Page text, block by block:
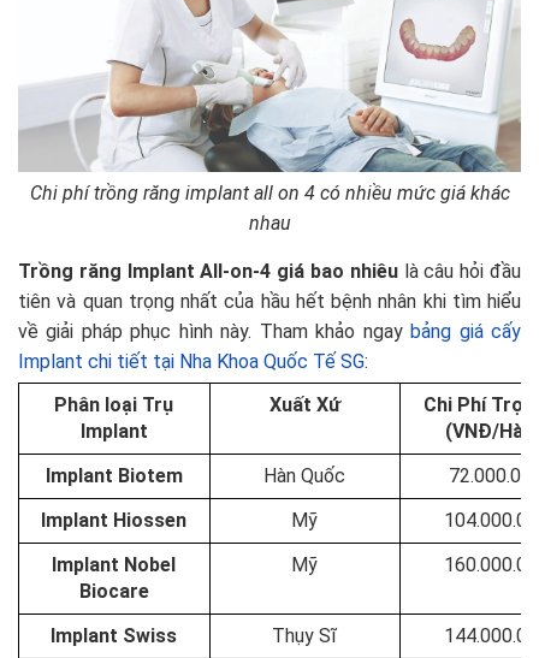
Chi phí trồng răng implant all on 4 có nhiều mức giá khác
nhau
Trồng răng Implant All-on-4 giá bao nhiêulà câu hỏi đầu
tiên và quan trọng nhất của hầu hết bệnh nhân khi tìm hiểu
về giải pháp phục hình này. Tham khảo ngay bảng giá cấy
Implant chi tiết tại Nha Khoa Quốc Tế SG:
Phân loại Trụ
Implant
Xuất Xứ
Chi Phí Trọn
(VNĐ/
Implant Biotem
Hàn Quốc
Implant Hiossen
Mỹ
Implant Nobel
Biocare
Mỹ
Implant Swiss Thụy Sĩ